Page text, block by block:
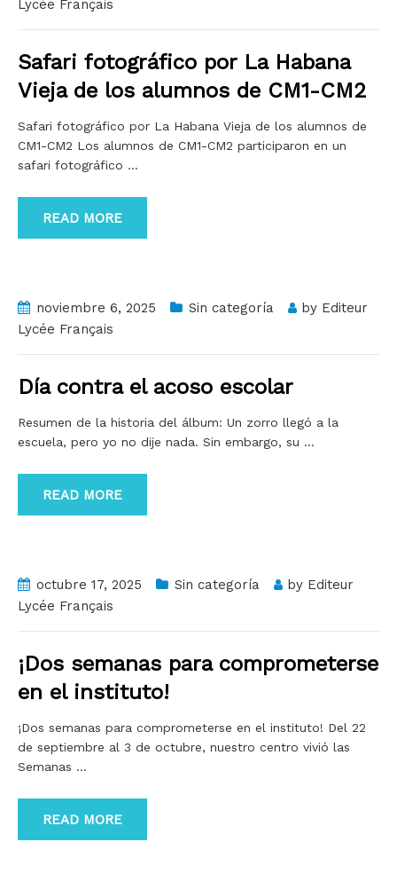
Lycée Français
Safari fotográfico por La Habana
Vieja de los alumnos de CM1-CM2
Safari fotográfico por La Habana Vieja de los alumnos de
CM1-CM2 Los alumnos de CM1-CM2 participaron en un
safari fotográfico …
READ MORE
noviembre 6, 2025 Sin categoría by Editeur
Lycée Français
Día contra el acoso escolar
Resumen de la historia del álbum: Un zorro llegó a la
escuela, pero yo no dije nada. Sin embargo, su …
READ MORE
octubre 17, 2025 Sin categoría by Editeur
Lycée Français
¡Dos semanas para comprometerse
en el instituto!
¡Dos semanas para comprometerse en el instituto! Del 22
de septiembre al 3 de octubre, nuestro centro vivió las
Semanas …
READ MORE